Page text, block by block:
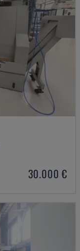
30.000 €